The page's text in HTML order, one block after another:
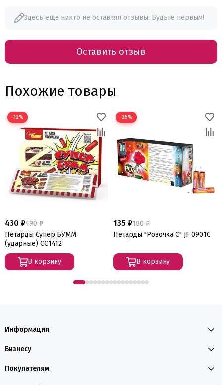
Здесь еще никто не оставлял отзывы. Будьте первым!
Оставить отзыв
Похожие товары
−12%
430 ₽490 ₽
Петарды Супер БУММ
(ударные) СС1412
В корзину
−25%
135 ₽180 ₽
Петарды "Розочка С" JF 0901C
В корзину
Информация
Бизнесу
Покупателям